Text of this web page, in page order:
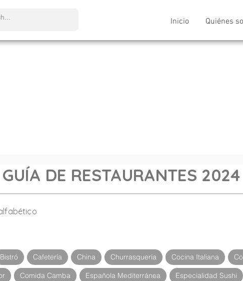
Inicio Quiénes
GUÍA DE RESTAURANTES 2024
Bistró Cafetería China Churrasquería Cocina Italiana
Comida Camba Española Mediterránea Especialidad Sushi